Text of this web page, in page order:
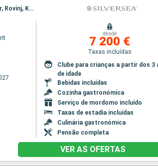
Itinerário : Veneza, Koper, Rovinj, Kotor, Bari, Dubrovinik, Spetses, Zadar, Veneza, Koper, Rovinj, Kotor, Bari, Dubrovinik, Spetses, Zadar, Veneza
desde
7 200 €
Taxas incluídas
Clube para crianças a partir dos 3
de idade
Bebidas incluídas
Cozinha gastronómica
Serviço de mordomo incluído
Taxas de estadia incluídas
Culinária gastronómica
Pensão completa
VER AS OFERTAS